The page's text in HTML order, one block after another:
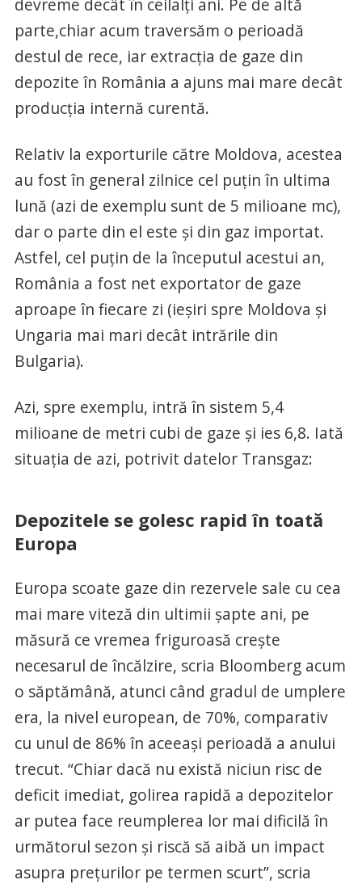
parte,chiar acum traversăm o perioadă
destul de rece, iar extracția de gaze din
depozite în România a ajuns mai mare decât
producția internă curentă.
Relativ la exporturile către Moldova, acestea
au fost în general zilnice cel puțin în ultima
lună (azi de exemplu sunt de 5 milioane mc),
dar o parte din el este și din gaz importat.
Astfel, cel puțin de la începutul acestui an,
România a fost net exportator de gaze
aproape în fiecare zi (ieșiri spre Moldova și
Ungaria mai mari decât intrările din
Bulgaria).
Azi, spre exemplu, intră în sistem 5,4
milioane de metri cubi de gaze și ies 6,8. Iată
situația de azi, potrivit datelor Transgaz:
Depozitele se golesc rapid în toată
Europa
Europa scoate gaze din rezervele sale cu cea
mai mare viteză din ultimii şapte ani, pe
măsură ce vremea friguroasă creşte
necesarul de încălzire, scria Bloomberg acum
o săptămână, atunci când gradul de umplere
era, la nivel european, de 70%, comparativ
cu unul de 86% în aceeaşi perioadă a anului
trecut. “Chiar dacă nu există niciun risc de
deficit imediat, golirea rapidă a depozitelor
ar putea face reumplerea lor mai dificilă în
următorul sezon şi riscă să aibă un impact
asupra preţurilor pe termen scurt”, scria